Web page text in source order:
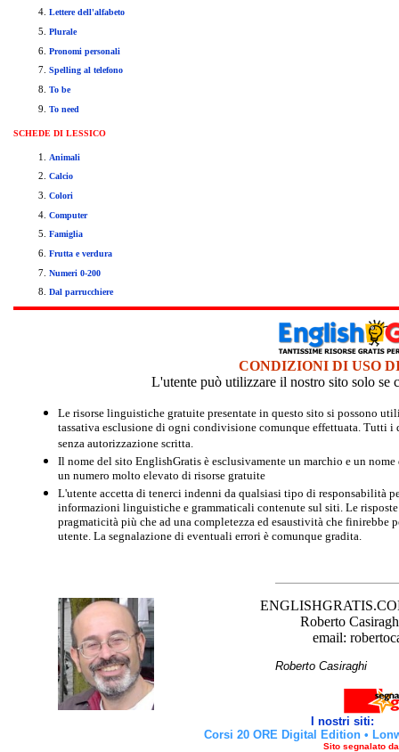
Lettere dell'alfabeto
Plurale
Pronomi personali
Spelling al telefono
To be
To need
SCHEDE DI LESSICO
Animali
Calcio
Colori
Computer
Famiglia
Frutta e verdura
Numeri 0-200
Dal parrucchiere
CONDIZIONI DI USO
L'utente può utilizzare il nostro sito solo se
Le risorse linguistiche gratuite presentate in questo sito si possono
tassativa esclusione di ogni condivisione comunque effettuata. Tutti
senza autorizzazione scritta.
Il nome del sito EnglishGratis è esclusivamente un marchio e un
un numero molto elevato di risorse gratuite
L'utente accetta di tenerci indenni da qualsiasi tipo di responsabilità
informazioni linguistiche e grammaticali contenute sul siti. Le
pragmaticità più che ad una completezza ed esaustività che finirebbe
utente. La segnalazione di eventuali errori è comunque gradita.
Roberto
email:
Roberto
I nostri siti:
Corsi 20 ORE Digital Edition •
Sito segnalato